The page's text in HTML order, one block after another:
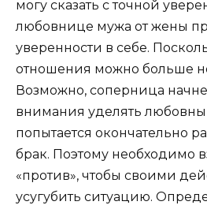
могу сказать с точной
любовнице мужа от жены
уверенности в себе.
отношения можно больше
Возможно, соперница
внимания уделять
попытается окончательно
брак. Поэтому необходимо
«против», чтобы своими
усугубить ситуацию.